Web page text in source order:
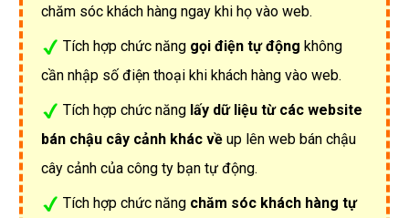
chăm sóc khách hàng ngay khi họ vào web.
Tích hợp chức năng gọi điện tự động không
cần nhập số điện thoại khi khách hàng vào web.
Tích hợp chức năng lấy dữ liệu từ các website
bán chậu cây cảnh khác về up lên web bán chậu
cây cảnh của công ty bạn tự động.
Tích hợp chức năng chăm sóc khách hàng tự